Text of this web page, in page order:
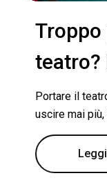
Troppo
teatro?
Portare il
uscire mai